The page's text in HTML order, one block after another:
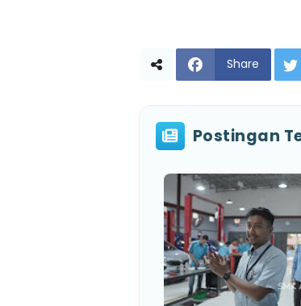
Share
Postingan